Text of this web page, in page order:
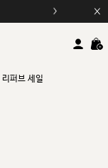
리퍼브 세일